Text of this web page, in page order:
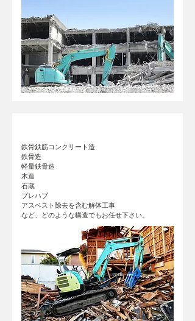
鉄骨鉄筋コンクリート造
鉄骨造
軽量鉄骨造
木造
石蔵
プレハブ
アスベスト除去を含む解体工事
など、どのような構造でもお任せ下さい。